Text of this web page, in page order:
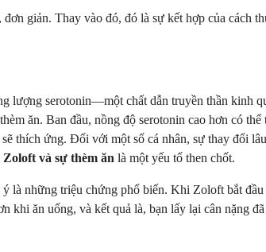
giản. Thay vào đó, đó là sự kết hợp của cách
lượng serotonin—một chất dẫn truyền thần kinh
ăn. Ban đầu, nồng độ serotonin cao hơn có
thích ứng. Đối với một số cá nhân, sự thay đổi
Zoloft và sự thèm ăn là một yếu tố then chốt.
là những triệu chứng phổ biến. Khi Zoloft bắt đầu
khi ăn uống, và kết quả là, bạn lấy lại cân nặng